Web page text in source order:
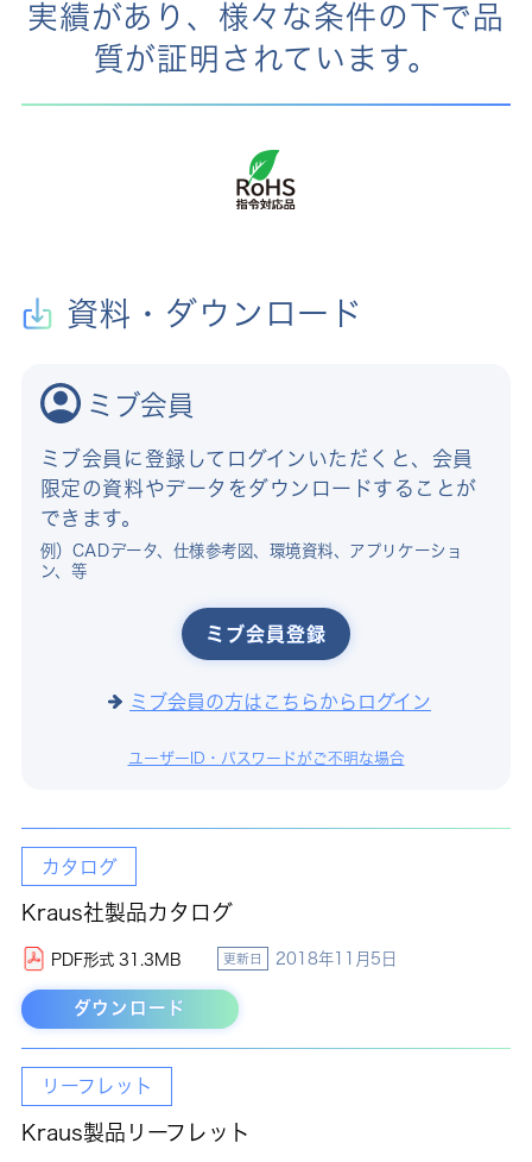
実績があり、様々な条件の下で品
質が証明されています。
資料・ダウンロード
ミブ会員
ミブ会員に登録してログインいただくと、会員
限定の資料やデータをダウンロードすることが
できます。
例）CADデータ、仕様参考図、環境資料、アプリケーショ
ン、等
ミブ会員登録
ミブ会員の方はこちらからログイン
ユーザーID・パスワードがご不明な場合
カタログ
Kraus社製品カタログ
PDF形式 31.3MB 更新日 2018年11月5日
ダウンロード
リーフレット
Kraus製品リーフレット